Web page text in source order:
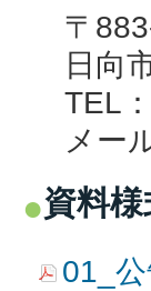
〒
日向
TEL
メー
資料
01_